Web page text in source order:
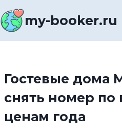
к
содержимомуmy-booker.ru
Гостевые дома
снять номер
ценам года